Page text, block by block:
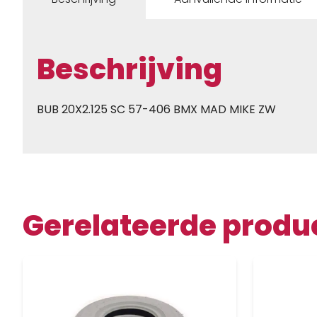
Beschrijving
BUB 20X2.125 SC 57-406 BMX MAD MIKE ZW
Gerelateerde